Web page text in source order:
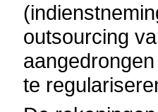
outsourcing
te